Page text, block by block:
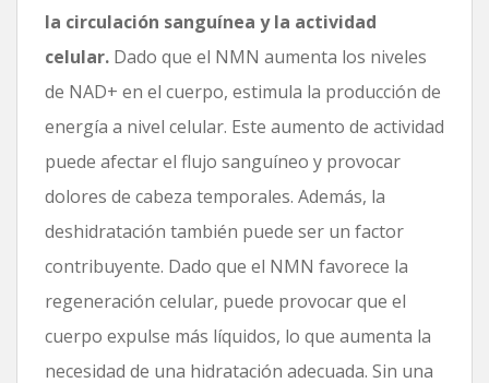
la circulación sanguínea y la actividad
celular. Dado que el NMN aumenta los niveles
de NAD+ en el cuerpo, estimula la producción de
energía a nivel celular. Este aumento de actividad
puede afectar el flujo sanguíneo y provocar
dolores de cabeza temporales. Además, la
deshidratación también puede ser un factor
contribuyente. Dado que el NMN favorece la
regeneración celular, puede provocar que el
cuerpo expulse más líquidos, lo que aumenta la
necesidad de una hidratación adecuada. Sin una